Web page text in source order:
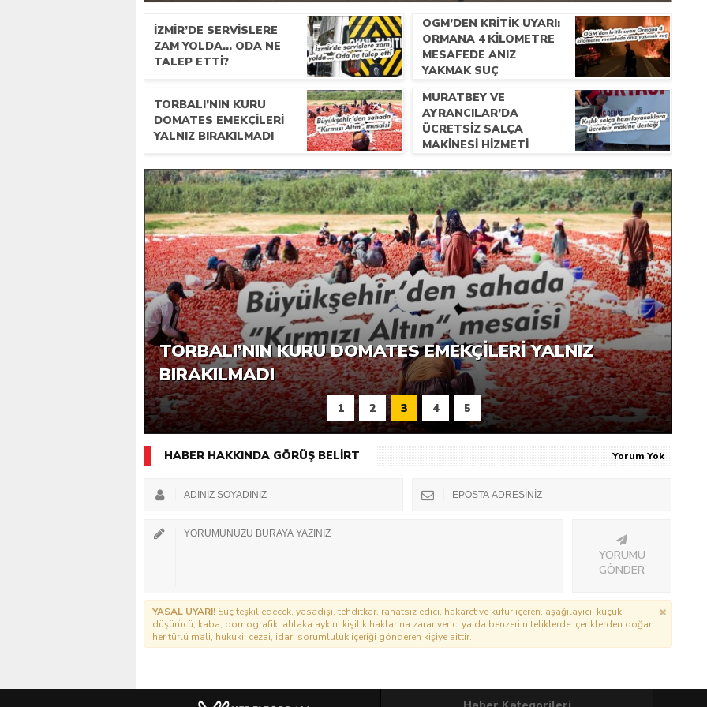
İZMIR’DE SERVISLERE
ZAM YOLDA… ODA NE
TALEP ETTI?
OGM’DEN KRITIK UYARI:
ORMANA 4 KILOMETRE
MESAFEDE ANIZ
YAKMAK SUÇ
TORBALI’NIN KURU
DOMATES EMEKÇILERI
YALNIZ BIRAKILMADI
MURATBEY VE
AYRANCILAR’DA
ÜCRETSIZ SALÇA
MAKINESI HIZMETI
ERTUĞRUL’DA 3,9 MILYON TL DEĞERINDEKI DUBLEKS
ICRADAN SATIŞA ÇIKTI
İZMIR’DE SERVISLERE ZAM YOLDA… ODA NE TALEP
ETTI?
OGM’DEN KRITIK UYARI: ORMANA 4 KILOMETRE
MESAFEDE ANIZ YAKMAK SUÇ
TORBALI’NIN KURU DOMATES EMEKÇILERI YALNIZ
BIRAKILMADI
1 2 3 4 5
HABER HAKKINDA GÖRÜŞ BELİRT Yorum Yok
YORUMU
GÖNDER
YASAL UYARI! Suç teşkil edecek, yasadışı, tehditkar, rahatsız edici, hakaret ve küfür içeren, aşağılayıcı, küçük
düşürücü, kaba, pornografik, ahlaka aykırı, kişilik haklarına zarar verici ya da benzeri niteliklerde içeriklerden doğan
her türlü mali, hukuki, cezai, idari sorumluluk içeriği gönderen kişiye aittir.